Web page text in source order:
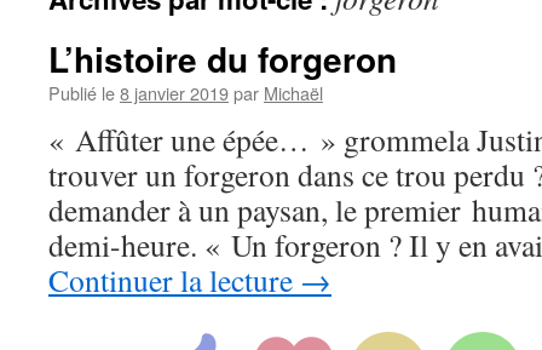
contenu
L’histoire du forgeron
Publié le8 janvier 2019par Michaël
« Affûter une épée… » grommela
trouver un forgeron dans ce trou perdu
demander à un paysan, le premier
demi-heure. « Un forgeron ? Il y en
Continuer la lecture →